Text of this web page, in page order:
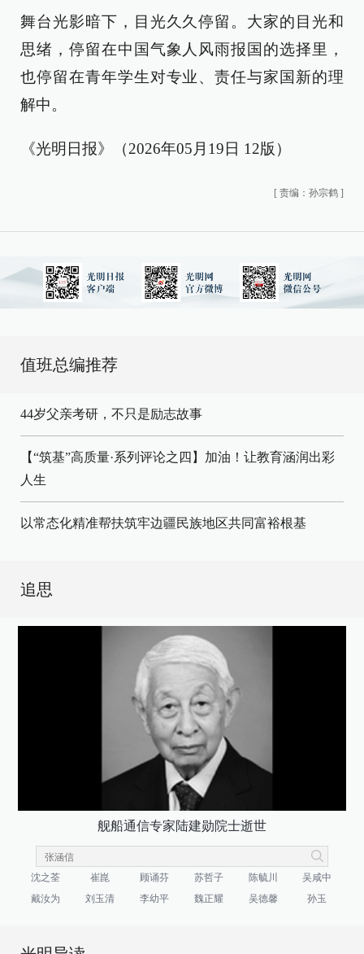
舞台光影暗下，目光久久停留。大家的目光和
思绪，停留在中国气象人风雨报国的选择里，
也停留在青年学生对专业、责任与家国新的理
解中。
《光明日报》（2026年05月19日 12版）
[ 责编：孙宗鹤 ]
值班总编推荐
44岁父亲考研，不只是励志故事
【“筑基”高质量·系列评论之四】加油！让教育涵润出彩
人生
以常态化精准帮扶筑牢边疆民族地区共同富裕根基
追思
舰船通信专家陆建勋院士逝世
沈之荃 崔崑 顾诵芬 苏哲子 陈毓川
吴咸中
戴汝为
刘玉清 李幼平 魏正耀 吴德馨 孙玉